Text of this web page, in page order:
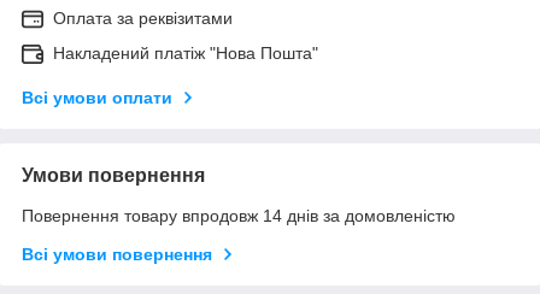
Оплата за реквізитами
Накладений платіж "Нова Пошта"
Всі умови оплати
Умови повернення
Повернення товару впродовж 14 днів за домовленістю
Всі умови повернення